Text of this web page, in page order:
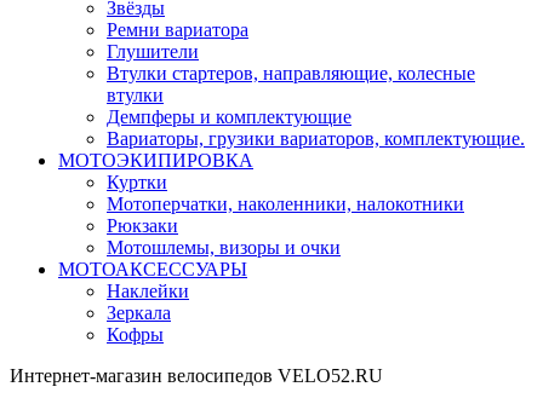
Звёзды
Ремни вариатора
Глушители
Втулки стартеров, направляющие, колесные
втулки
Демпферы и комплектующие
Вариаторы, грузики вариаторов, комплектующие.
МОТОЭКИПИРОВКА
Куртки
Мотоперчатки, наколенники, налокотники
Рюкзаки
Мотошлемы, визоры и очки
МОТОАКСЕССУАРЫ
Наклейки
Зеркала
Кофры
Интернет-магазин велосипедов VELO52.RU